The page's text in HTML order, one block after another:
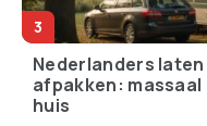
Nederlanders
afpakken:
huis